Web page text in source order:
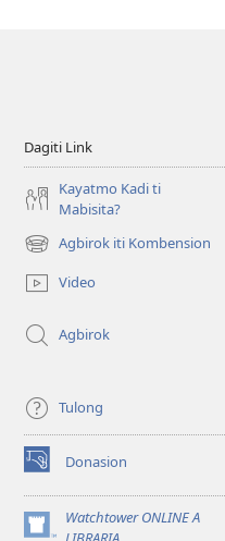
Dagiti Link
Kayatmo Kadi ti
Mabisita?
Agbirok iti Kombension
(manglukat
iti
baro
window)
Video
Agbirok
Tulong
Donasion
(manglukat
iti
baro
a
Watchtower ONLINE A